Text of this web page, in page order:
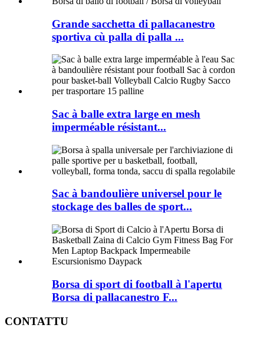
Grande sacchetta di pallacanestro
sportiva cù palla di palla ...
Sac à balle extra large en mesh
imperméable résistant...
Sac à bandoulière universel pour le
stockage des balles de sport...
Borsa di sport di football à l'apertu
Borsa di pallacanestro F...
CONTATTU